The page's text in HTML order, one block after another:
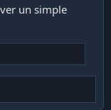
un simple